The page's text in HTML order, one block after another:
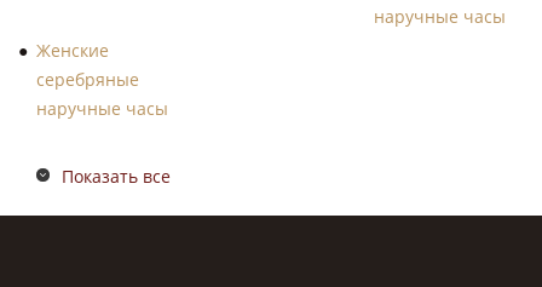
наручные часы
Женские
серебряные
наручные часы
Показать все